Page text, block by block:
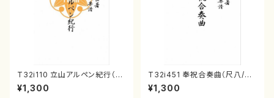
T32i110 立山アルペン紀行（尺
八/初代 石垣征山/尺八/都山式
譜）都山流公刊楽譜曲番:559
¥1,300
T32i451 奉祝合奏曲（尺八/久
本玄智/楽譜）都山流公刊楽譜曲
番:2158
¥1,300